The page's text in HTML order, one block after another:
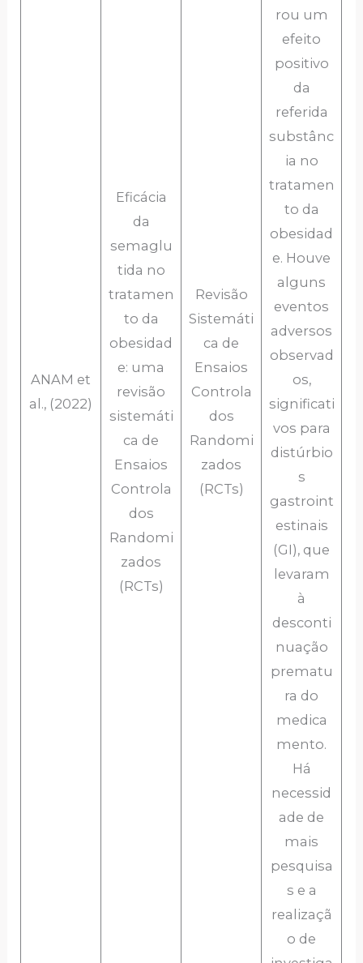
ANAM et
al., (2022)
Eficácia
da
semaglu
tida no
tratamen
to da
obesidad
e: uma
revisão
sistemáti
ca de
Ensaios
Controla
dos
Randomi
zados
(RCTs)
Revisão
Sistemáti
ca de
Ensaios
Controla
dos
Randomi
zados
(RCTs)
rou um
efeito
positivo
da
referida
substânc
ia no
tratamen
to da
obesidad
e. Houve
alguns
eventos
adversos
observad
os,
significati
vos para
distúrbio
s
gastroint
estinais
(GI), que
levaram
à
desconti
nuação
prematu
ra do
medica
mento.
Há
necessid
ade de
mais
pesquisa
s e a
realizaçã
o de